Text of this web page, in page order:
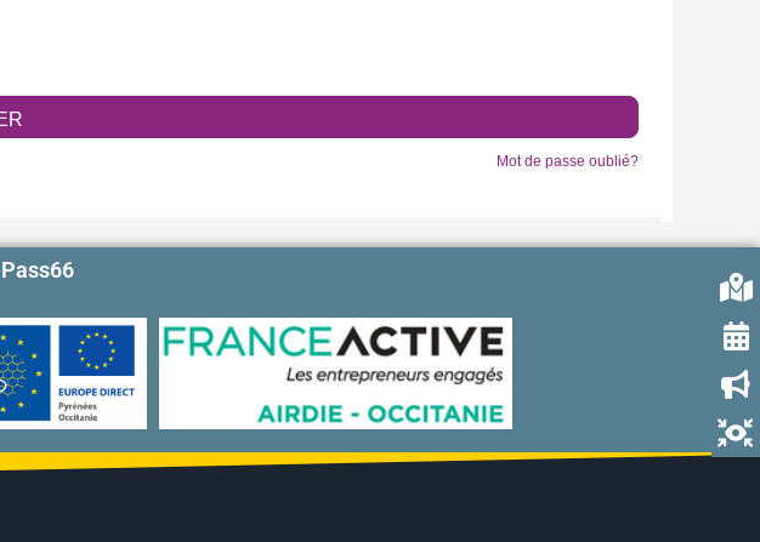
Mot de passe oublié?